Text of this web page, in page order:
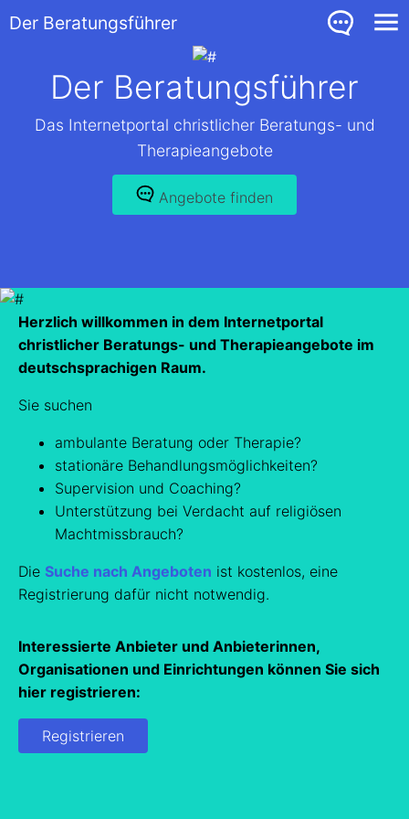
Der Beratungsführer
Der Beratungsführer
Das Internetportal christlicher Beratungs- und
Therapieangebote
Angebote finden
Herzlich willkommen in dem Internetportal
christlicher Beratungs- und Therapieangebote im
deutschsprachigen Raum.
Sie suchen
ambulante Beratung oder Therapie?
stationäre Behandlungsmöglichkeiten?
Supervision und Coaching?
Unterstützung bei Verdacht auf religiösen
Machtmissbrauch?
Die Suche nach Angeboten ist kostenlos, eine
Registrierung dafür nicht notwendig.
Interessierte Anbieter und Anbieterinnen,
Organisationen und Einrichtungen können Sie sich
hier registrieren:
Registrieren